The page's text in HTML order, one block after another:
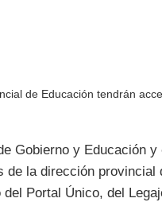
de Educación tendrán
Gobierno y Educación
la dirección provincial
Portal Único, del